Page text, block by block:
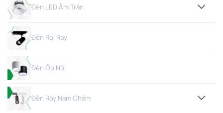
Đèn LED Âm Trần
Đèn Rọi Ray
Đèn Ốp Nổi
Đèn Ray Nam Châm